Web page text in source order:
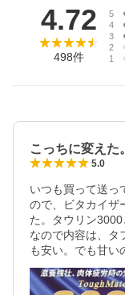
4.72
498件
5
4
3
2
1
こっちに変えた。
5.0
いつも買って送っ
ので、ビタカイザ
た。タウリン
なので内容は、タ
も安い。でも甘い